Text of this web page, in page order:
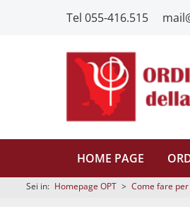
Tel 055-416.515
HOME PAGE
Sei in: Homepage OPT > Come fare per